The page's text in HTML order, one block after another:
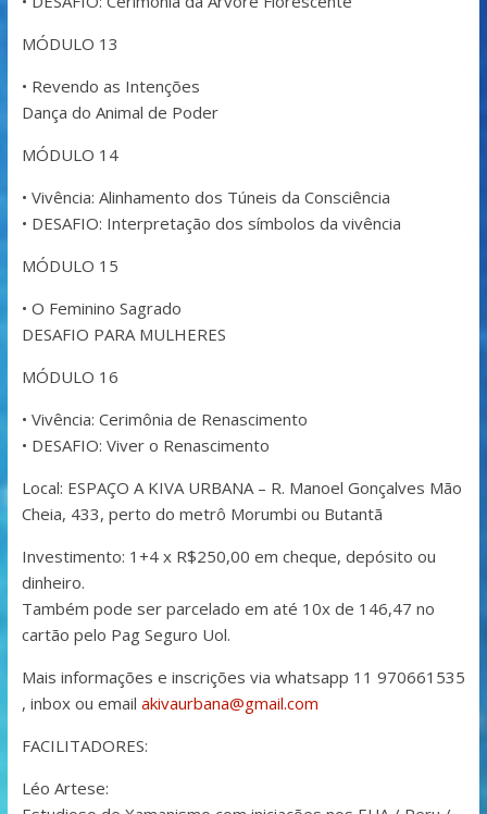
MÓDULO 13
• Revendo as Intenções
Dança do Animal de Poder
MÓDULO 14
• Vivência: Alinhamento dos Túneis da Consciência
• DESAFIO: Interpretação dos símbolos da vivência
MÓDULO 15
• O Feminino Sagrado
DESAFIO PARA MULHERES
MÓDULO 16
• Vivência: Cerimônia de Renascimento
• DESAFIO: Viver o Renascimento
Local: ESPAÇO A KIVA URBANA – R. Manoel Gonçalves Mão
Cheia, 433, perto do metrô Morumbi ou Butantã
Investimento: 1+4 x R$250,00 em cheque, depósito ou
dinheiro.
Também pode ser parcelado em até 10x de 146,47 no
cartão pelo Pag Seguro Uol.
Mais informações e inscrições via whatsapp 11 970661535
, inbox ou email akivaurbana@gmail.com
FACILITADORES:
Léo Artese: